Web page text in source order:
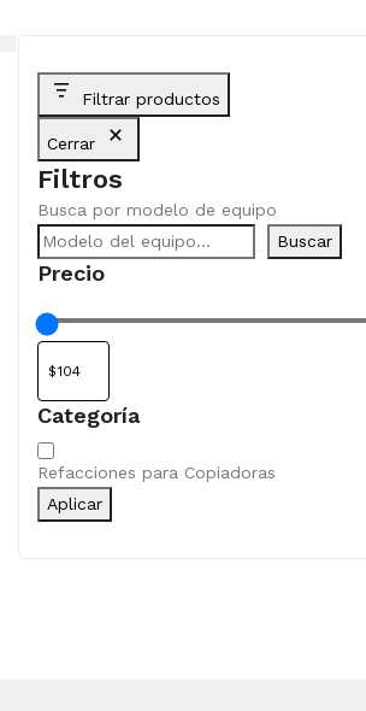
Filtrar productos
Cerrar
Filtros
Busca por modelo de equipo
Buscar
Precio
Categoría
Categoría
Refacciones para Copiadoras
Aplicar